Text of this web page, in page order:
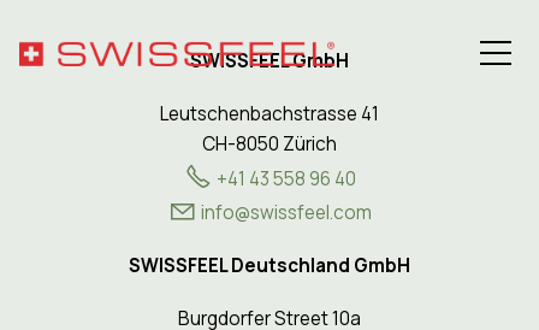
Philosophy
Assortment
SWISSFEEL GmbH
Leutschenbachstrasse 41
CH-8050 Zürich
+41 43 558 96 40
nf
swssf lc m
SWISSFEEL Deutschland GmbH
Burgdorfer Street 10a